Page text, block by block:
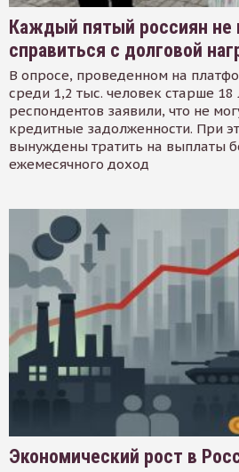
Каждый пятый россиян
справиться с долговой
В опросе, проведенном на
среди 1,2 тыс. человек старше 18
респондентов заявили, что не
кредитные задолженности. При
вынуждены тратить на выплаты
ежемесячного доход
Экономический рост в